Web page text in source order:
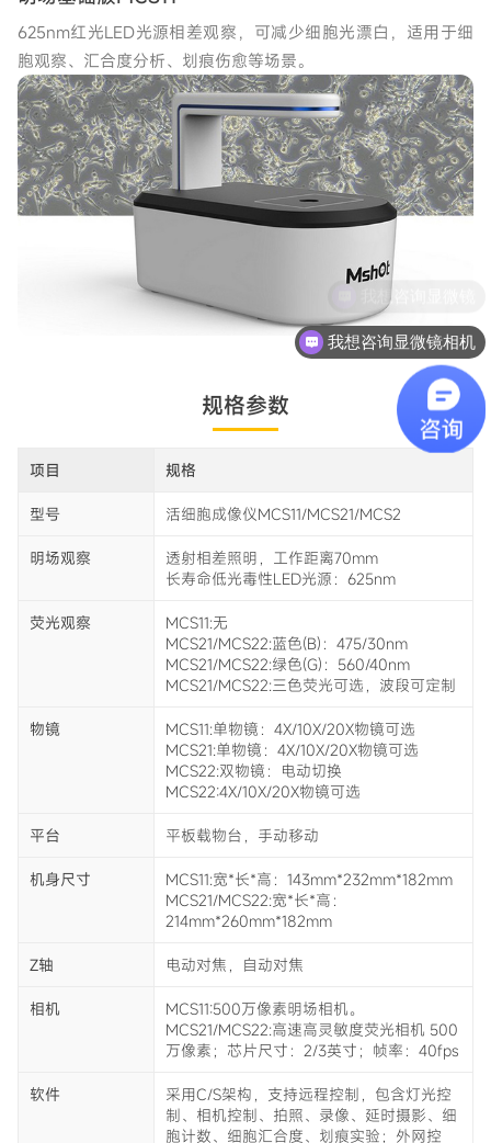
625nm红光LED光源相差观察，可减少细胞光漂白，适用于细
胞观察、汇合度分析、划痕伤愈等场景。
规格参数
项目 规格
型号 活细胞成像仪MCS11/MCS21/MCS2
明场观察
透射相差照明，工作距离70mm
长寿命低光毒性LED光源：625nm
荧光观察
MCS11:无
MCS21/MCS22:蓝色(B)：475/30nm
MCS21/MCS22:绿色(G)：560/40nm
MCS21/MCS22:三色荧光可选，波段可定制
物镜
MCS11:单物镜：4X/10X/20X物镜可选
MCS21:单物镜：4X/10X/20X物镜可选
MCS22:双物镜：电动切换
MCS22:4X/10X/20X物镜可选
平台 平板载物台，手动移动
机身尺寸
MCS11:宽*长*高：143mm*232mm*182mm
MCS21/MCS22:宽*长*高：
214mm*260mm*182mm
Z轴 电动对焦，自动对焦
相机
MCS11:500万像素明场相机。
MCS21/MCS22:高速高灵敏度荧光相机 500
万像素；芯片尺寸：2/3英寸；帧率：40fps
软件
采用C/S架构，支持远程控制，包含灯光控
制、相机控制、拍照、录像、延时摄影、细
胞计数、细胞汇合度、划痕实验；外网控
我想咨询显微镜相机